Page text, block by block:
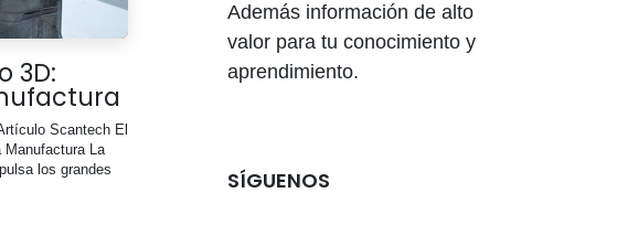
3D:
Scantech El
Manufactura La
los grandes
Además información de alto
valor para tu conocimiento y
aprendimiento.
SÍGUENOS